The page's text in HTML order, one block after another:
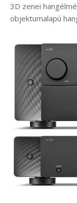
3D zenei
objektumalapú